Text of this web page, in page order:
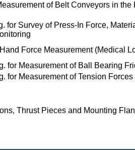
of Belt Conveyors in the
for Survey of Press-In Force,
Force Measurement (Medical
for Measurement of Ball Bearing
for Measurement of Tension
Thrust Pieces and Mounting